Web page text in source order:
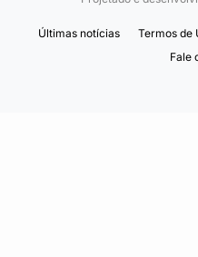
Últimas notícias Termos de
Fale